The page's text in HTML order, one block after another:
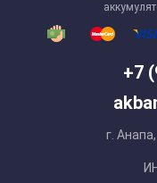
+7
г.